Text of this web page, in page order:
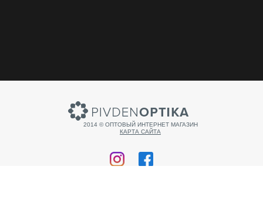
2014 © ОПТОВЫЙ ИНТЕРНЕТ МАГАЗИН
КАРТА САЙТА